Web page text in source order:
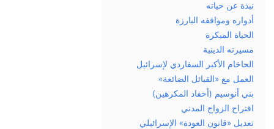
نبذة عن حياته
أدواره ومواقفه البارزة
الحياة المبكرة
مسيرته الدينية
الحاخام الأكبر السفاردي لإسرائيل
العمل مع «القبائل الضائعة»
بني أنوسيم (أحفاد المكرهين)
اقتراح الزواج المدني
تعديل «قانون العودة» الإسرائيلي